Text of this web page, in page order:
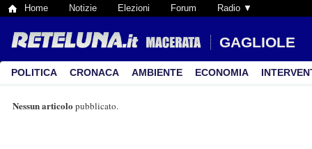
Home Notizie Elezioni Forum Radio ▼
GAGLIOLE
POLITICA CRONACA AMBIENTE ECONOMIA
Nessun articolo pubblicato.